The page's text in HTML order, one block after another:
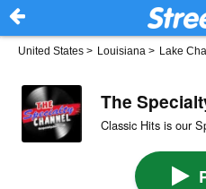
United States > Louisiana > Lake
The
Classic Hits is our